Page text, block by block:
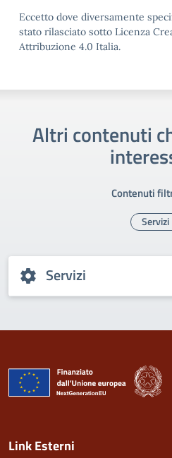
Eccetto dove diversamente
stato rilasciato sotto Licenza
Attribuzione 4.0 Italia.
Altri contenuti
Contenuti
Servizi
Servizi
Link Esterni